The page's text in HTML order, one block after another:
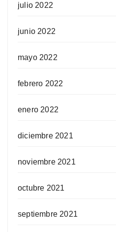
julio 2022
junio 2022
mayo 2022
febrero 2022
enero 2022
diciembre 2021
noviembre 2021
octubre 2021
septiembre 2021